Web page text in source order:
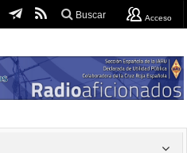
Buscar Acceso